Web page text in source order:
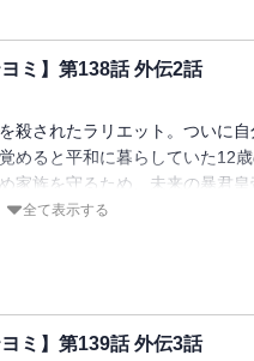
ミ】第138話 外伝2話
殺されたラリエット。ついに
めると平和に暮らしていた12
家族を守るため、未来の暴君皇
意し家を出る。でもこの時のル
全て表示する
ミ】第139話 外伝3話